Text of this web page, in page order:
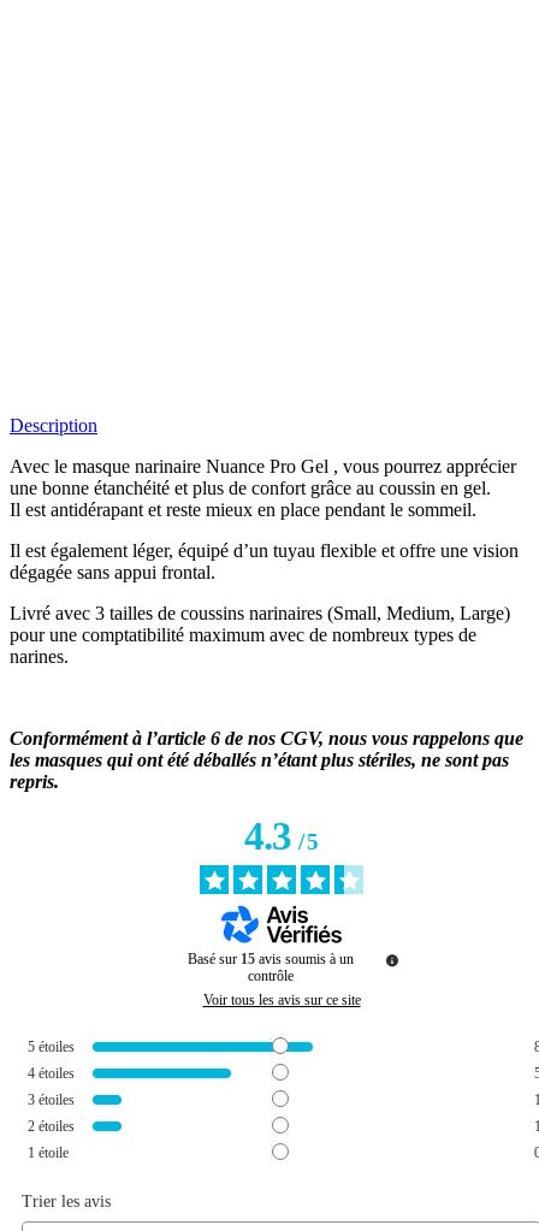
Description
Avec le masque narinaire Nuance Pro Gel , vous pourrez apprécier
une bonne étanchéité et plus de confort grâce au coussin en gel.
Il est antidérapant et reste mieux en place pendant le sommeil.
Il est également léger, équipé d’un tuyau flexible et offre une vision
dégagée sans appui frontal.
Livré avec 3 tailles de coussins narinaires (Small, Medium, Large)
pour une comptatibilité maximum avec de nombreux types de
narines.
Conformément à l’article 6 de nos CGV, nous vous rappelons que
les masques qui ont été déballés n’étant plus stériles, ne sont pas
repris.
4.3/5
Basé sur 15 avis soumis à un
contrôle
Voir tous les avis sur ce site
5 étoiles
4 étoiles
3 étoiles
2 étoiles
1 étoile
Trier les avis